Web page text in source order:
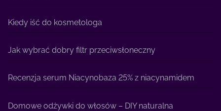
Kiedy iść do kosmetologa
Jak wybrać dobry filtr przeciwsłoneczny
Recenzja serum Niacynobaza 25% z niacynamidem
Domowe odżywki do włosów – DIY naturalna